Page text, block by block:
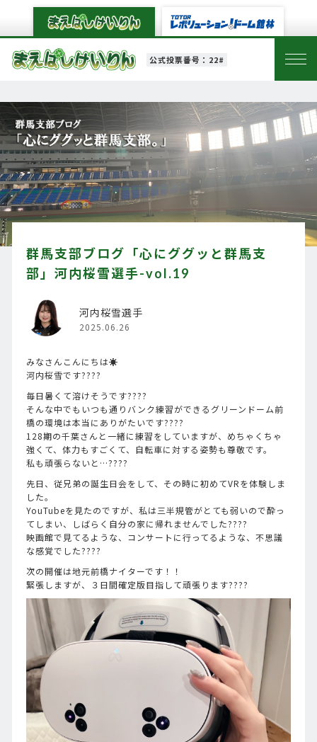
公式投票番号：22#
群馬支部ブログ「心にググッと群馬支
部」河内桜雪選手-vol.19
河内桜雪選手
2025.06.26
みなさんこんにちは☀️
河内桜雪です????
毎日暑くて溶けそうです????
そんな中でもいつも通りバンク練習ができるグリーンドーム前
橋の環境は本当にありがたいです????
128期の千葉さんと一緒に練習をしていますが、めちゃくちゃ
強くて、体力もすごくて、自転車に対する姿勢も尊敬です。
私も頑張らないと…????
先日、従兄弟の誕生日会をして、その時に初めてVRを体験しま
した。
YouTubeを見たのですが、私は三半規管がとても弱いので酔っ
てしまい、しばらく自分の家に帰れませんでした????
映画館で見てるような、コンサートに行ってるような、不思議
な感覚でした????
次の開催は地元前橋ナイターです！！
緊張しますが、３日間確定版目指して頑張ります????